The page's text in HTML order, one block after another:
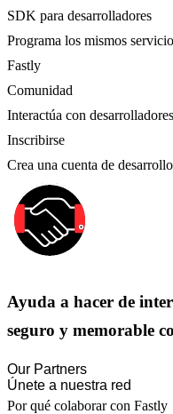
SDK para desarrolladores
Programa los mismos
Fastly
Comunidad
Interactúa con
Inscribirse
Crea una cuenta de
Ayuda a hacer de
seguro y memorable
Our Partners
Únete a nuestra red
Por qué colaborar con Fastly